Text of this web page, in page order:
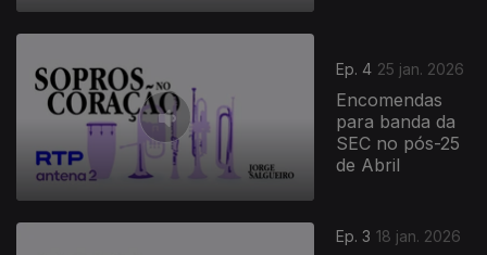
Ep. 4 25 jan. 2026
Encomendas
para banda da
SEC no pós-25
de Abril
Ep. 3 18 jan. 2026